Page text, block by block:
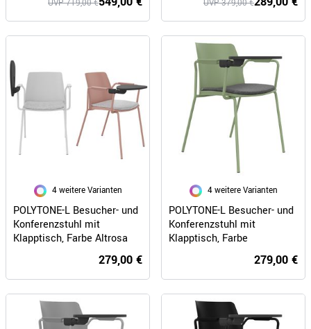
UVP 719,00 €
Polsterrückenlehne
UVP 379,00 €
4 weitere Varianten
POLYTONE-L Besucher- und
Konferenzstuhl mit
Klapptisch, Farbe Altrosa
279,00 €
4 weitere Varianten
POLYTONE-L Besucher- und
Konferenzstuhl mit
Klapptisch, Farbe
279,00 €